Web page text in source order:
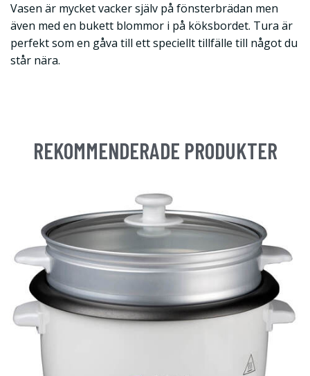
Vasen är mycket vacker själv på fönsterbrädan men
även med en bukett blommor i på köksbordet. Tura är
perfekt som en gåva till ett speciellt tillfälle till något du
står nära.
REKOMMENDERADE PRODUKTER